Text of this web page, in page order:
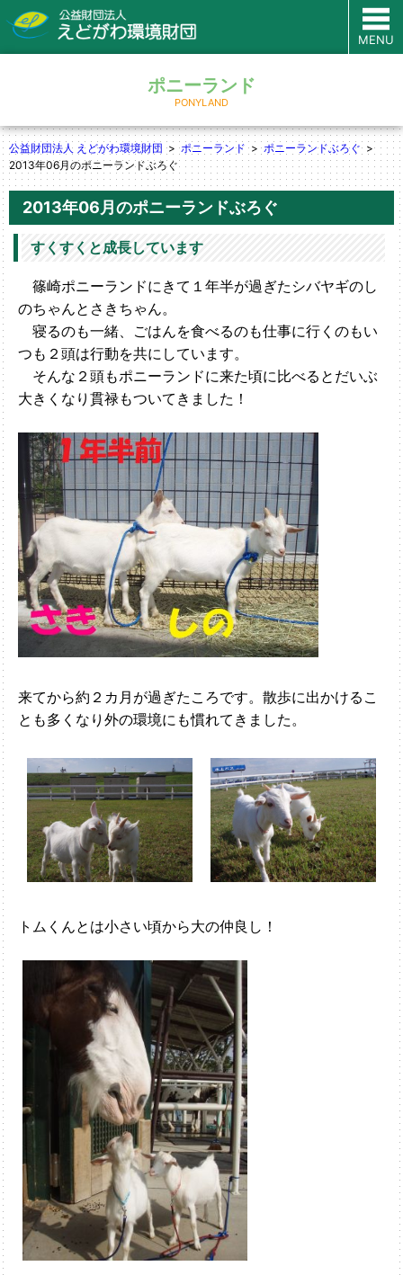
MENU
ポニーランド
PONYLAND
公益財団法人 えどがわ環境財団 ポニーランド
ポニーランドぶろぐ
2013年06月のポニーランドぶろぐ
2013年06月のポニーランドぶろぐ
すくすくと成長しています
篠崎ポニーランドにきて１年半が過ぎたシバヤギのし
のちゃんとさきちゃん。
寝るのも一緒、ごはんを食べるのも仕事に行くのもい
つも２頭は行動を共にしています。
そんな２頭もポニーランドに来た頃に比べるとだいぶ
大きくなり貫禄もついてきました！
来てから約２カ月が過ぎたころです。散歩に出かけるこ
とも多くなり外の環境にも慣れてきました。
トムくんとは小さい頃から大の仲良し！